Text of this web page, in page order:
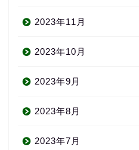
2023年11月
2023年10月
2023年9月
2023年8月
2023年7月